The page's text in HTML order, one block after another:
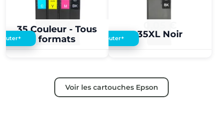
35 Couleur - Tous
formats
0,05 €
+ 35XL Noir
Ajouter+
Voir les cartouches Epson